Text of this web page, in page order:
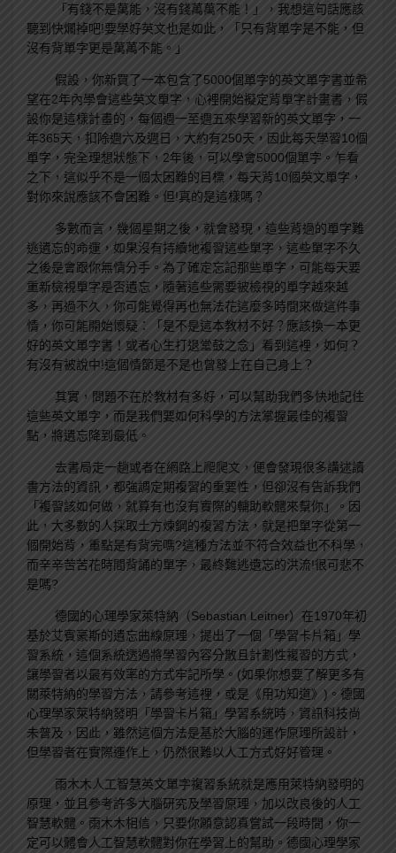
「有錢不是萬能，沒有錢萬萬不能！」，我想這句話應該
聽到快爛掉吧!要學好英文也是如此，「只有背單字是不能，但
沒有背單字更是萬萬不能。」
假設，你新買了一本包含了5000個單字的英文單字書並希
望在2年內學會這些英文單字，心裡開始擬定背單字計畫書，假
設你是這樣計畫的，每個週一至週五來學習新的英文單字，一
年365天，扣除週六及週日，大約有250天，因此每天學習10個
單字，完全理想狀態下，2年後，可以學會5000個單字。乍看
之下，這似乎不是一個太困難的目標，每天背10個英文單字，
對你來說應該不會困難。但!真的是這樣嗎？
多數而言，幾個星期之後，就會發現，這些背過的單字難
逃遺忘的命運，如果沒有持續地複習這些單字，這些單字不久
之後是會跟你無情分手。為了確定忘記那些單字，可能每天要
重新檢視單字是否遺忘，隨著這些需要被檢視的單字越來越
多，再過不久，你可能覺得再也無法花這麼多時間來做這件事
情，你可能開始懷疑：「是不是這本教材不好？應該換一本更
好的英文單字書！或者心生打退堂鼓之念」看到這裡，如何？
有沒有被說中!這個情節是不是也曾發上在自己身上？
其實，問題不在於教材有多好，可以幫助我們多快地記住
這些英文單字，而是我們要如何科學的方法掌握最佳的複習
點，將遺忘降到最低。
去書局走一趟或者在網路上爬爬文，便會發現很多講述讀
書方法的資訊，都強調定期複習的重要性，但卻沒有告訴我們
「複習該如何做，就算有也沒有實際的輔助軟體來幫你」。因
此，大多數的人採取土方煉鋼的複習方法，就是把單字從第一
個開始背，重點是有背完嗎?這種方法並不符合效益也不科學，
而辛辛苦苦花時間背誦的單字，最終難逃遺忘的洪流!很可悲不
是嗎?
德國的心理學家萊特納（Sebastian Leitner）在1970年初
基於艾賓豪斯的遺忘曲線原理，提出了一個「學習卡片箱」學
習系統，這個系統透過將學習內容分散且計劃性複習的方式，
讓學習者以最有效率的方式牢記所學。(如果你想要了解更多有
關萊特納的學習方法，請參考這裡，或是《用功知道》)。德國
心理學家萊特納發明「學習卡片箱」學習系統時，資訊科技尚
未普及，因此，雖然這個方法是基於大腦的運作原理所設計，
但學習者在實際運作上，仍然很難以人工方式好好管理。
雨木木人工智慧英文單字複習系統就是應用萊特納發明的
原理，並且參考許多大腦研究及學習原理，加以改良後的人工
智慧軟體。雨木木相信，只要你願意認真嘗試一段時間，你一
定可以體會人工智慧軟體對你在學習上的幫助。德國心理學家